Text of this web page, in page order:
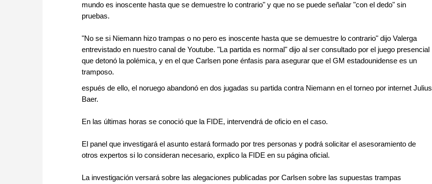
mundo es inoscente hasta que se demuestre lo contrario" y que no se puede señalar "con el dedo" sin
pruebas.
"No se si Niemann hizo trampas o no pero es inoscente hasta que se demuestre lo contrario" dijo Valerga
entrevistado en nuestro canal de Youtube. "La partida es normal" dijo al ser consultado por el juego presencial
que detonó la polémica, y en el que Carlsen pone énfasis para asegurar que el GM estadounidense es un
tramposo.
espués de ello, el noruego abandonó en dos jugadas su partida contra Niemann en el torneo por internet Julius
Baer.
En las últimas horas se conoció que la FIDE, intervendrá de oficio en el caso.
El panel que investigará el asunto estará formado por tres personas y podrá solicitar el asesoramiento de
otros expertos si lo consideran necesario, explico la FIDE en su página oficial.
La investigación versará sobre las alegaciones publicadas por Carlsen sobre las supuestas trampas